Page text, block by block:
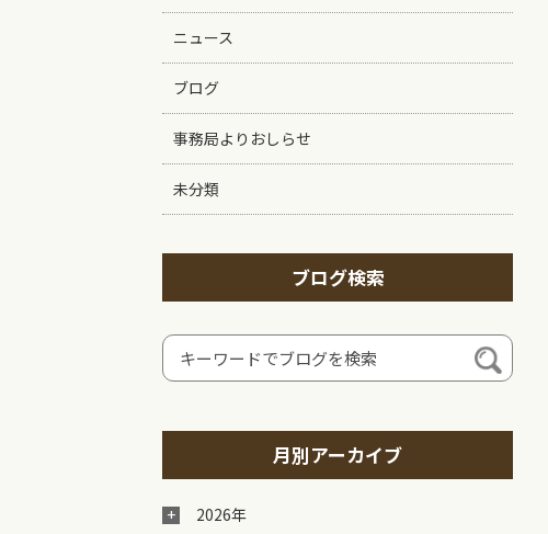
ニュース
ブログ
事務局よりおしらせ
未分類
ブログ検索
月別アーカイブ
2026年